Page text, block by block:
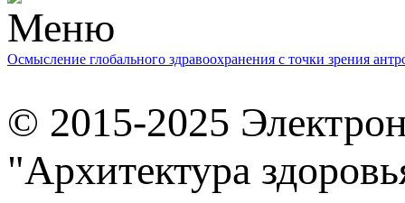
Осмысление глобального здравоохранения с точки зрения
© 2015-2025
"Архитектура